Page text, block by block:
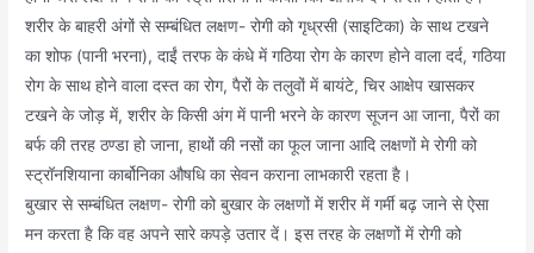
शरीर के बाहरी अंगों से सम्बंधित लक्षण- रोगी को गृध्रसी (साइटिका) के साथ टखने
का शोफ (पानी भरना), दाईं तरफ के कंधे में गठिया रोग के कारण होने वाला दर्द, गठिया
रोग के साथ होने वाला दस्त का रोग, पैरों के तलुवों में बायंटे, चिर आक्षेप खासकर
टखने के जोड़ में, शरीर के किसी अंग में पानी भरने के कारण सूजन आ जाना, पैरों का
बर्फ की तरह ठण्डा हो जाना, हाथों की नसों का फूल जाना आदि लक्षणों मे रोगी को
स्ट्रॉनशियाना कार्बोनिका औषधि का सेवन कराना लाभकारी रहता है।
बुखार से सम्बंधित लक्षण- रोगी को बुखार के लक्षणों में शरीर में गर्मी बढ़ जाने से ऐसा
मन करता है कि वह अपने सारे कपड़े उतार दें। इस तरह के लक्षणों में रोगी को